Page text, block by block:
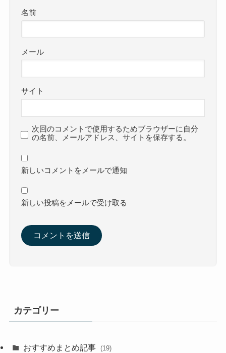
名前
メール
サイト
次回のコメントで使用するためブラウザーに自分
の名前、メールアドレス、サイトを保存する。
新しいコメントをメールで通知
新しい投稿をメールで受け取る
カテゴリー
おすすめまとめ記事 (19)